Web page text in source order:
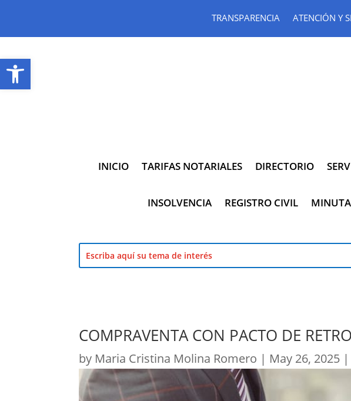
Abrir barra de herramientas
TRANSPARENCIA ATENCIÓN Y
INICIO TARIFAS NOTARIALES DIRECTORIO
INSOLVENCIA REGISTRO CIVIL
COMPRAVENTA CON PACTO DE
by Maria Cristina Molina Romero | May 26, 2025 |